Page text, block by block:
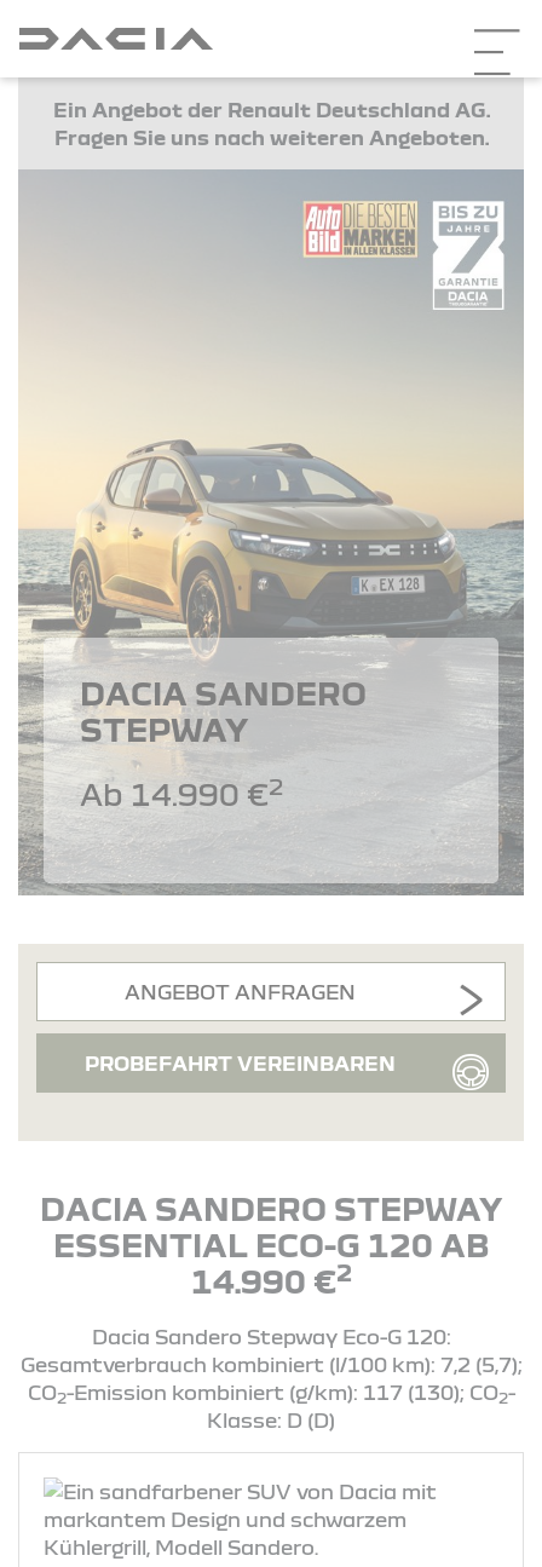
Ein Angebot der Renault Deutschland AG.
Fragen Sie uns nach weiteren Angeboten.
DACIA SANDERO
STEPWAY
Ab 14.990 €2
ANGEBOT ANFRAGEN
PROBEFAHRT VEREINBAREN
DACIA SANDERO STEPWAY
ESSENTIAL ECO-G 120 AB
14.990 €2
Dacia Sandero Stepway Eco-G 120:
Gesamtverbrauch kombiniert (l/100 km): 7,2 (5,7);
CO2-Emission kombiniert (g/km): 117 (130); CO2-
Klasse: D (D)